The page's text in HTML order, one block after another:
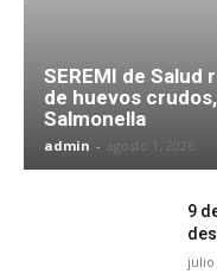
SEREMI de
de huevos
Salmonella
admin - agosto 1, 2026
9
julio